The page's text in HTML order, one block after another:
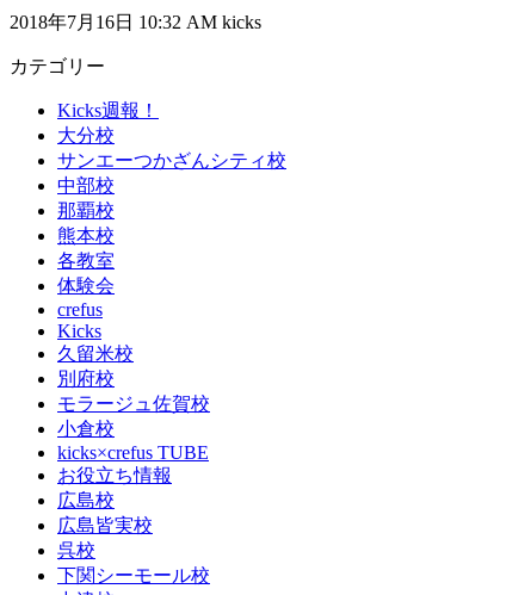
2018年7月16日 10:32 AM kicks
カテゴリー
Kicks週報！
大分校
サンエーつかざんシティ校
中部校
那覇校
熊本校
各教室
体験会
crefus
Kicks
久留米校
別府校
モラージュ佐賀校
小倉校
kicks×crefus TUBE
お役立ち情報
広島校
広島皆実校
呉校
下関シーモール校